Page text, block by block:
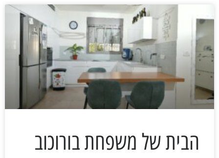
הבית של משפחת בורוכוב